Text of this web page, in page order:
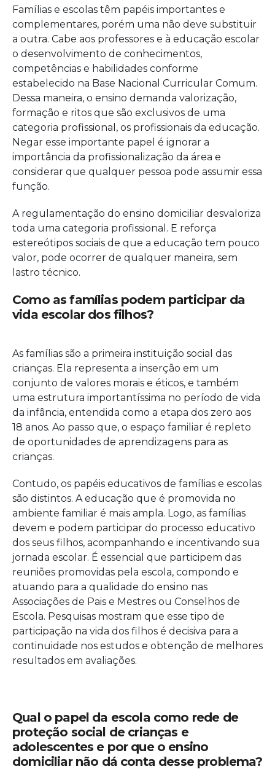
Famílias e escolas têm papéis importantes e
complementares, porém uma não deve substituir
a outra. Cabe aos professores e à educação escolar
o desenvolvimento de conhecimentos,
competências e habilidades conforme
estabelecido na Base Nacional Curricular Comum.
Dessa maneira, o ensino demanda valorização,
formação e ritos que são exclusivos de uma
categoria profissional, os profissionais da educação.
Negar esse importante papel é ignorar a
importância da profissionalização da área e
considerar que qualquer pessoa pode assumir essa
função.
A regulamentação do ensino domiciliar desvaloriza
toda uma categoria profissional. E reforça
estereótipos sociais de que a educação tem pouco
valor, pode ocorrer de qualquer maneira, sem
lastro técnico.
Como as famílias podem participar da
vida escolar dos filhos?
As famílias são a primeira instituição social das
crianças. Ela representa a inserção em um
conjunto de valores morais e éticos, e também
uma estrutura importantíssima no período de vida
da infância, entendida como a etapa dos zero aos
18 anos. Ao passo que, o espaço familiar é repleto
de oportunidades de aprendizagens para as
crianças.
Contudo, os papéis educativos de famílias e escolas
são distintos. A educação que é promovida no
ambiente familiar é mais ampla. Logo, as famílias
devem e podem participar do processo educativo
dos seus filhos, acompanhando e incentivando sua
jornada escolar. É essencial que participem das
reuniões promovidas pela escola, compondo e
atuando para a qualidade do ensino nas
Associações de Pais e Mestres ou Conselhos de
Escola. Pesquisas mostram que esse tipo de
participação na vida dos filhos é decisiva para a
continuidade nos estudos e obtenção de melhores
resultados em avaliações.
Qual o papel da escola como rede de
proteção social de crianças e
adolescentes e por que o ensino
domiciliar não dá conta desse problema?